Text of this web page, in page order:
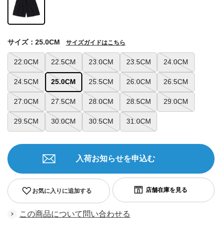
22.0CM 22.5CM 23.0CM 23.5CM 24.0CM
24.5CM 25.0CM 25.5CM 26.0CM 26.5CM
27.0CM 27.5CM 28.0CM 28.5CM 29.0CM
29.5CM 30.0CM 30.5CM 31.0CM
サイズ：25.0CM サイズガイドはこちら
お気に入りに追加する
入荷お知らせを申込む
この商品について問い合わせる